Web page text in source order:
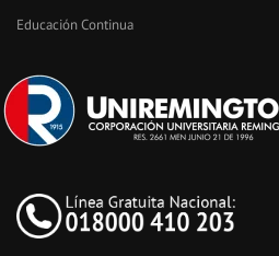
Educación Continua